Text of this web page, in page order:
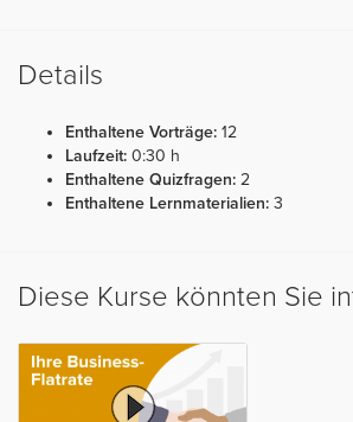
Details
Enthaltene Vorträge: 12
Laufzeit: 0:30 h
Enthaltene Quizfragen: 2
Enthaltene Lernmaterialien: 3
Diese Kurse könnten Sie